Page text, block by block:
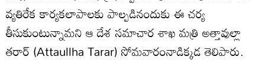
వ్యతిరేక కార్యకలాపాలకు పాల్పడినందుకు ఈ చర్య
తీసుకుంటున్నామని ఆ దేశ సమాచార శాఖ మత్రి అత్తావుల్లా
తరార్ (Attaullha Tarar) సోమవారంనాడిక్కడ తెలిపారు.